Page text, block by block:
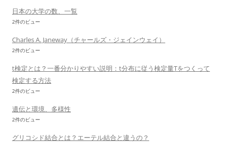
日本の大学の数、一覧
2件のビュー
Charles A. Janeway（チャールズ・ジェインウェイ）
2件のビュー
t検定とは？一番分かりやすい説明：t分布に従う検定量Tをつくって
検定する方法
2件のビュー
遺伝と環境、多様性
2件のビュー
グリコシド結合とは？エーテル結合と違うの？